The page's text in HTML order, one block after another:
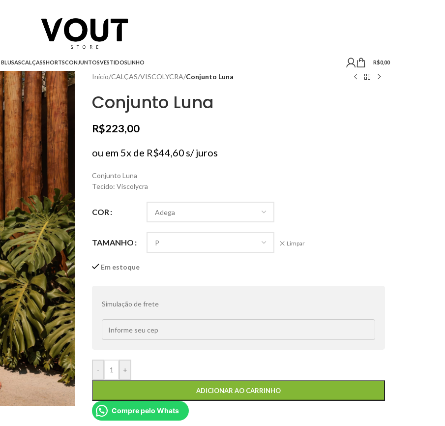
BLUSASCALÇASSHORTSCONJUNTOSVESTIDOSLINHO R$0,00
Início/CALÇAS/VISCOLYCRA/Conjunto Luna
Conjunto Luna
R$223,00
ou em 5x de R$44,60 s/ juros
Conjunto Luna
Tecido: Viscolycra
COR
TAMANHO Limpar
Em estoque
Simulação de frete
- +
ADICIONAR AO CARRINHO
Compre pelo Whats